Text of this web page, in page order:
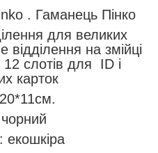
. Гаманець Пінко
для великих
на змійці
слотів для ID і
карток
екошкіра